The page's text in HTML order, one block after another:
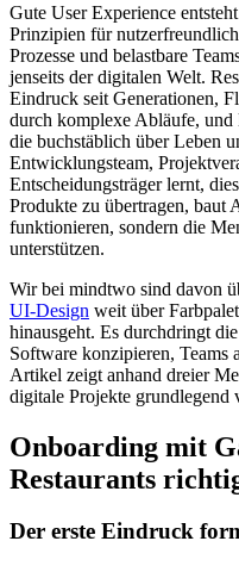
Gute User Experience
Prinzipien für
Prozesse und belastbare
jenseits der digitalen Welt.
Eindruck seit Generationen,
durch komplexe Abläufe, und
die buchstäblich über Leben
Entwicklungsteam,
Entscheidungsträger lernt,
Produkte zu übertragen, baut
funktionieren, sondern die
unterstützen.
Wir bei mindtwo sind davon
UI-Design weit über
hinausgeht. Es durchdringt
Software konzipieren, Teams
Artikel zeigt anhand dreier
digitale Projekte grundlegend
Onboarding mit
Restaurants
Der erste Eindruck